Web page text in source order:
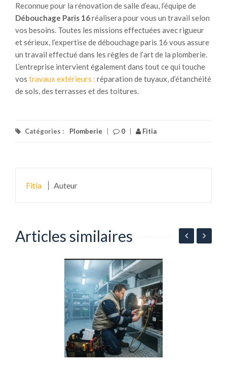
Reconnue pour la rénovation de salle d’eau, l’équipe de
Débouchage Paris 16réalisera pour vous un travail selon
vos besoins. Toutes les missions effectuées avec rigueur
et sérieux, l’expertise de débouchage paris 16 vous assure
un travail effectué dans les règles de l’art de la plomberie.
L’entreprise intervient également dans tout ce qui touche
vos travaux extérieurs : réparation de tuyaux, d’étanchéité
de sols, des terrasses et des toitures.
Catégories : Plomberie 0 Fitia
Fitia Auteur
Articles similaires